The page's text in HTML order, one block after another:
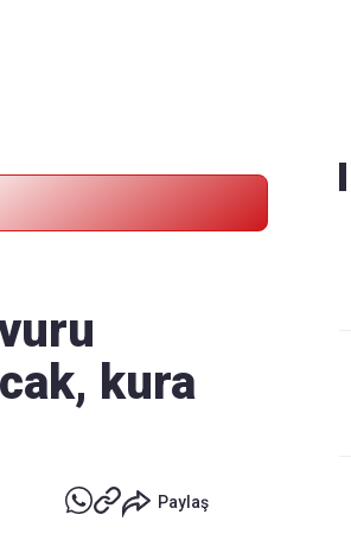
kura
Paylaş